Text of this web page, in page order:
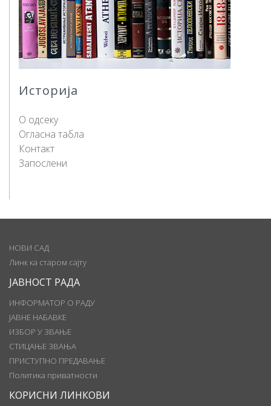
Историја
О одсеку
Огласна табла
Контакт
Запослени
НОВИ САД
Линк ка старом сајту
ЈАВНОСТ РАДА
ИНФОРМАТОР О РАДУ
ЈАВНЕ НАБАВКЕ
ИЗБОР У ЗВАЊЕ
СТИЦАЊЕ ЗВАЊА
ПРИСТУПНО ПРЕДАВАЊЕ
Политика приватности
КОРИСНИ ЛИНКОВИ